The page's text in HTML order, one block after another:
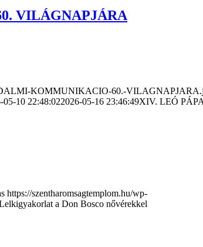
VILÁGNAPJÁRA
KOMMUNIKACIO-60.-
05-10 22:48:022026-05-16 23:46:49XIV. LEÓ
https://szentharomsagtemplom.hu/wp-
a Don Bosco nővérekkel